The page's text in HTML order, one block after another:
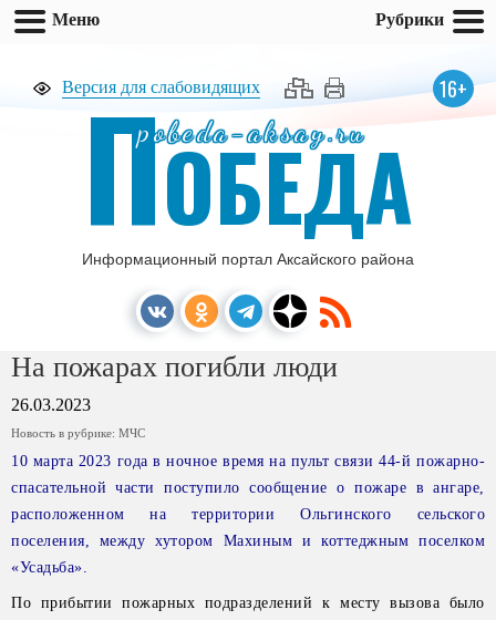
Версия для слабовидящих 16+
pobeda-aksay.ru
ПОБЕДА
Информационный портал Аксайского района
На пожарах погибли люди
26.03.2023
Новость в рубрике: МЧС
10 марта 2023 года в ночное время на пульт связи 44-й пожарно-
спасательной части поступило сообщение о пожаре в ангаре,
расположенном на территории Ольгинского сельского
поселения, между хутором Махиным и коттеджным поселком
«Усадьба».
По прибытии пожарных подразделений к месту вызова было
Меню Рубрики